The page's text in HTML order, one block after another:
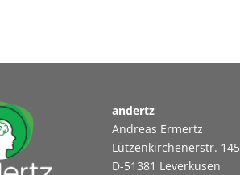
andertz
Andreas Ermertz
Lützenkirchenerstr. 145
D-51381 Leverkusen